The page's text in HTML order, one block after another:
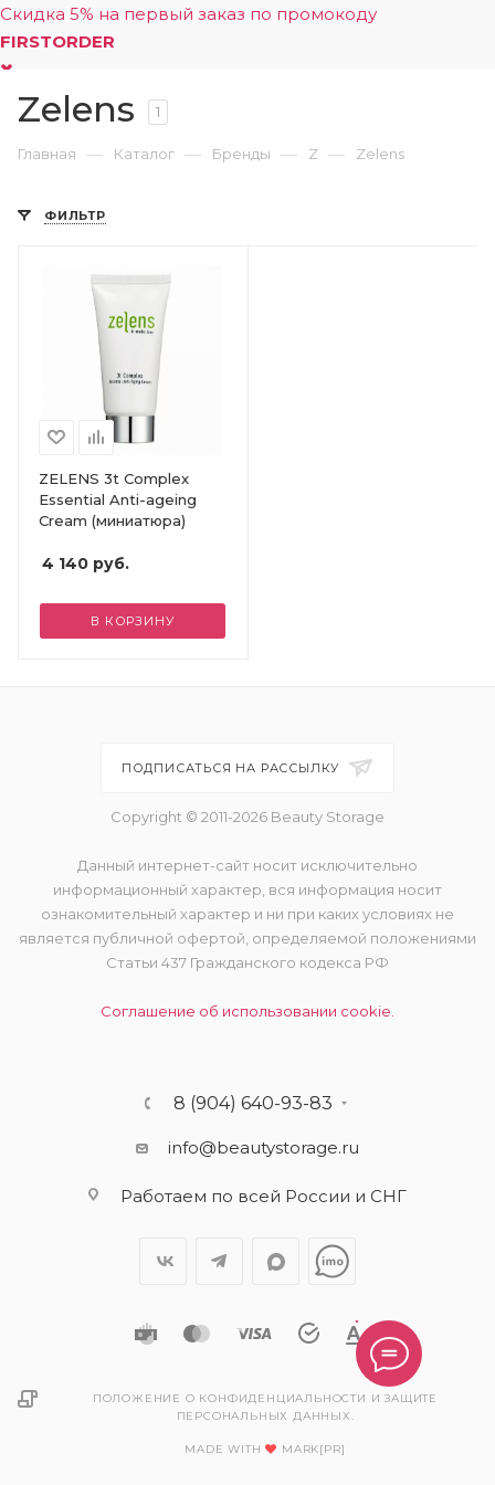
Скидка 5% на первый заказ по промокоду
FIRSTORDER
Zelens 1
Главная — Каталог — Бренды — Z — Zelens
ФИЛЬТР
ZELENS 3t Complex
Essential Anti-ageing
Cream (миниатюра)
4 140 руб.
В КОРЗИНУ
ПОДПИСАТЬСЯ НА РАССЫЛКУ
Copyright © 2011-2026 Beauty Storage
Данный интернет-сайт носит исключительно
информационный характер, вся информация носит
ознакомительный характер и ни при каких условиях не
является публичной офертой, определяемой положениями
Статьи 437 Гражданского кодекса РФ
Соглашение об использовании cookie.
8 (904) 640-93-83
info@beautystorage.ru
Работаем по всей России и СНГ
ПОЛОЖЕНИЕ О КОНФИДЕНЦИАЛЬНОСТИ И ЗАЩИТЕ
ПЕРСОНАЛЬНЫХ ДАННЫХ.
MADE WITH MARK[PR]